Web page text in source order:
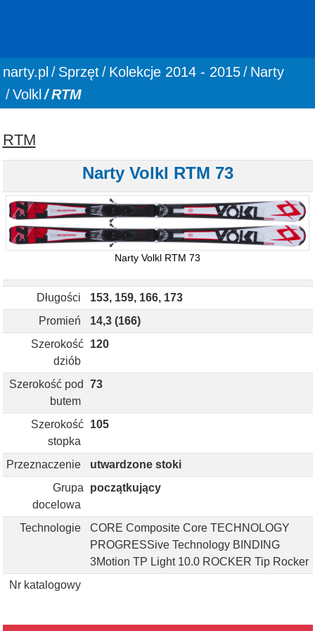
You are here:
narty.pl Sprzęt Kolekcje 2014 - 2015
Narty
Volkl
RTM
RTM
Narty Volkl RTM 73
Narty Volkl RTM 73
Długości
153, 159, 166, 173
Promień
14,3 (166)
Szerokość
dziób
120
Szerokość pod
butem
73
Szerokość
stopka
105
Przeznaczenie
utwardzone stoki
Grupa
docelowa
początkujący
Technologie
CORE Composite Core TECHNOLOGY
PROGRESSive Technology BINDING
3Motion TP Light 10.0 ROCKER Tip Rocker
Nr katalogowy